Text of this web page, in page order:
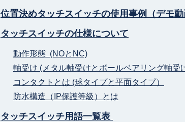
位置決めタッチスイッチの使用事例（デモ動
タッチスイッチの仕様について
動作形態 (NOとNC)
軸受け (メタル軸受けとボールベアリング軸受
コンタクトとは (球タイプと平面タイプ）
防水構造（IP保護等級）とは
タッチスイッチ用語一覧表